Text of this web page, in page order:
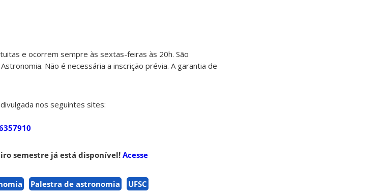
e ocorrem sempre às sextas-feiras às 20h. São
Não é necessária a inscrição prévia. A garantia de
nos seguintes sites:
semestre já está disponível! Acesse
Palestra de astronomia UFSC